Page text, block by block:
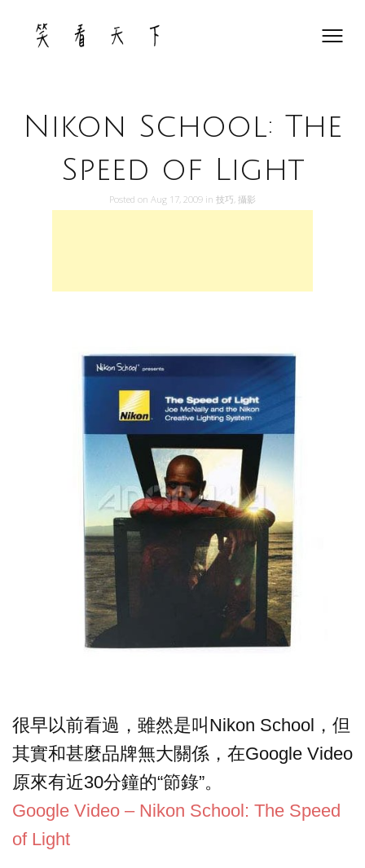
content
Nikon School: The
Speed of Light
Posted on Aug 17, 2009 in 技巧, 攝影
很早以前看過，雖然是叫Nikon School，但
其實和甚麼品牌無大關係，在Google Video
原來有近30分鐘的“節錄”。
Google Video – Nikon School: The Speed
of Light